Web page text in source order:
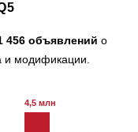
456 объявлений о
и модификации.
4,5 млн